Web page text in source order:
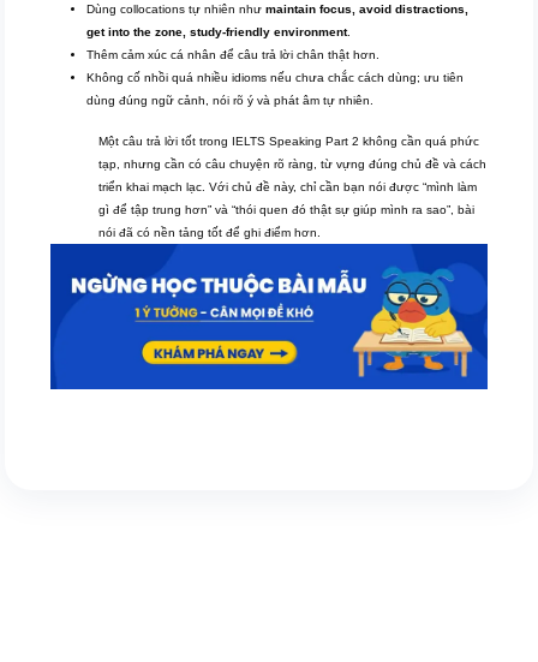
Dùng collocations tự nhiên nhưmaintain focus, avoid distractions,
get into the zone, study-friendly environment.
Thêm cảm xúc cá nhân để câu trả lời chân thật hơn.
Không cố nhồi quá nhiều idioms nếu chưa chắc cách dùng; ưu tiên
dùng đúng ngữ cảnh, nói rõ ý và phát âm tự nhiên.
Một câu trả lời tốt trong IELTS Speaking Part 2 không cần quá phức
tạp, nhưng cần có câu chuyện rõ ràng, từ vựng đúng chủ đề và cách
triển khai mạch lạc. Với chủ đề này, chỉ cần bạn nói được “mình làm
gì để tập trung hơn” và “thói quen đó thật sự giúp mình ra sao”, bài
nói đã có nền tảng tốt để ghi điểm hơn.